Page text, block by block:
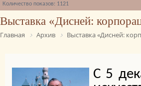
Количество показов: 1121
Выставка «Дисней:
Главная Архив Выставка «Дисней:
С 5